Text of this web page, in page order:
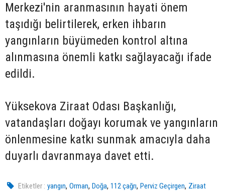
Merkezi'nin aranmasının hayati önem
taşıdığı belirtilerek, erken ihbarın
yangınların büyümeden kontrol altına
alınmasına önemli katkı sağlayacağı ifade
edildi.
Yüksekova Ziraat Odası Başkanlığı,
vatandaşları doğayı korumak ve yangınların
önlenmesine katkı sunmak amacıyla daha
duyarlı davranmaya davet etti.
Etiketler : yangın,Orman,Doğa,112 çağrı,Perviz Geçirgen, Ziraat